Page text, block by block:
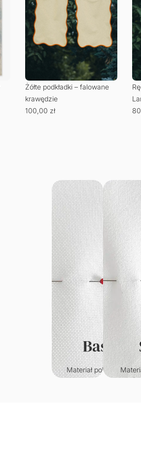
Żółte podkładki – falowane
krawędzie
100,00 zł
Basic
Materiał poliestrowy o
klasycznym splocie.